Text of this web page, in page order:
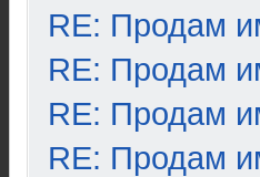
RE: Продам
RE: Продам
RE: Продам
RE: Продам